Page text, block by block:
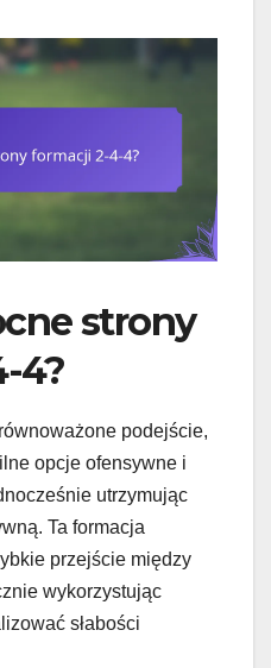
strony
4?
podejście,
opcje ofensywne i
utrzymując
Ta formacja
przejście między
wykorzystując
słabości